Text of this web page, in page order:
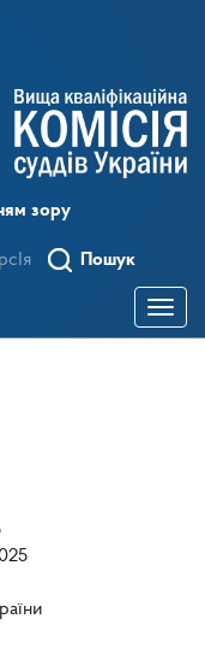
зору
Пошук
Toggle